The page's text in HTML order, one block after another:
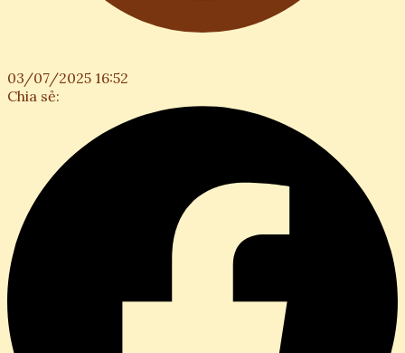
03/07/2025 16:52
Chia sẻ: